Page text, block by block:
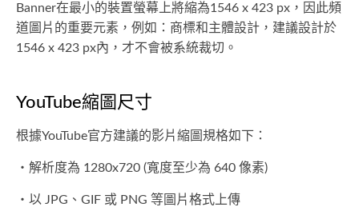
Banner在最小的裝置螢幕上將縮為1546 x 423 px，因此頻
道圖片的重要元素，例如：商標和主體設計，建議設計於
1546 x 423 px內，才不會被系統裁切。
YouTube縮圖尺寸
根據YouTube官方建議的影片縮圖規格如下：
・解析度為 1280x720 (寬度至少為 640 像素)
・以 JPG、GIF 或 PNG 等圖片格式上傳